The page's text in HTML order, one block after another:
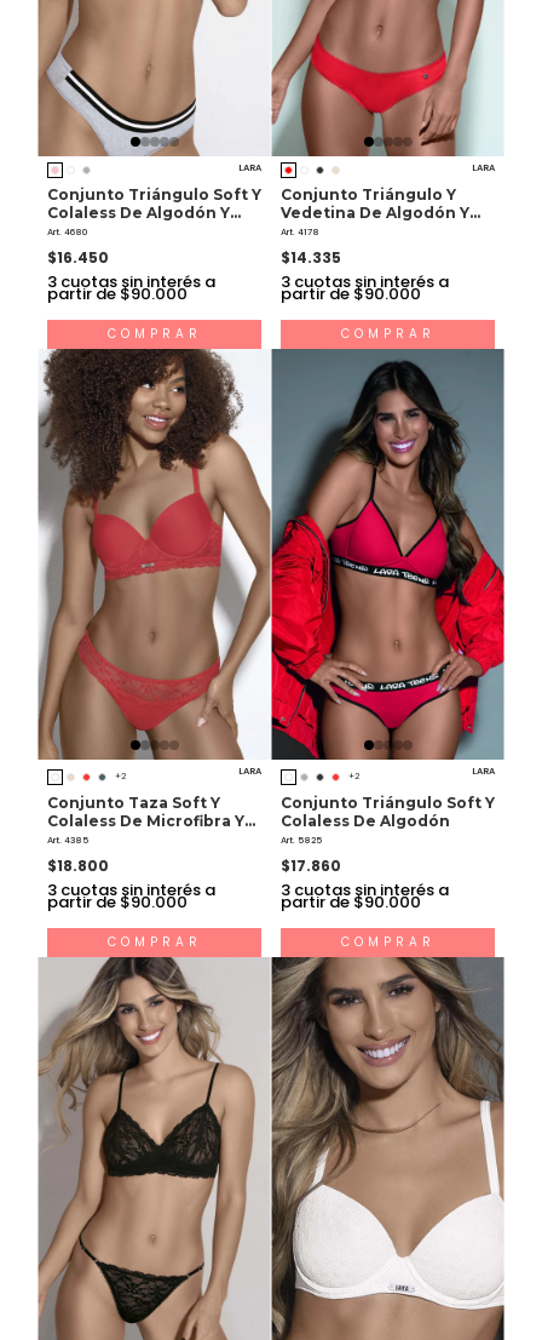
LARA
Conjunto Triángulo Soft Y
Colaless De Algodón Y
Lycra
Art. 4680
$16.450
3 cuotas sin interés a
partir de $90.000
COMPRAR
LARA
Conjunto Triángulo Y
Vedetina De Algodón Y
Lycra
Art. 4178
$14.335
3 cuotas sin interés a
partir de $90.000
COMPRAR
+2 LARA
Conjunto Taza Soft Y
Colaless De Microfibra Y
Puntilla
Art. 4385
$18.800
3 cuotas sin interés a
partir de $90.000
COMPRAR
+2 LARA
Conjunto Triángulo Soft Y
Colaless De Algodón
Art. 5825
$17.860
3 cuotas sin interés a
partir de $90.000
COMPRAR